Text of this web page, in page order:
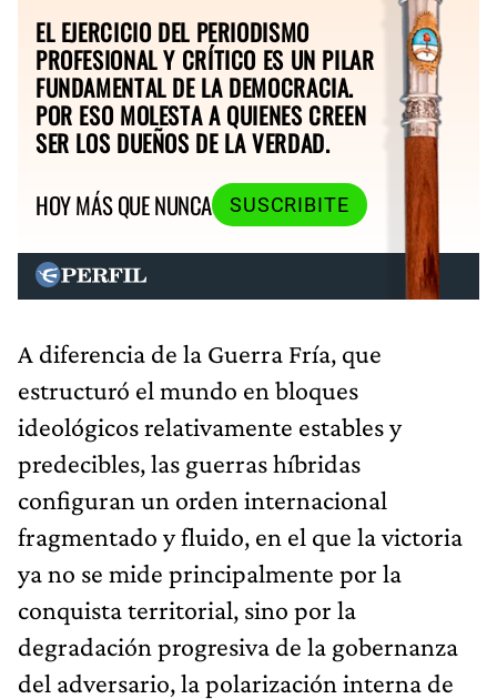
EL EJERCICIO DEL PERIODISMO
PROFESIONAL Y CRÍTICO ES UN PILAR
FUNDAMENTAL DE LA DEMOCRACIA.
POR ESO MOLESTA A QUIENES CREEN
SER LOS DUEÑOS DE LA VERDAD.
HOY MÁS QUE NUNCA
SUSCRIBITE
A diferencia de la Guerra Fría, que
estructuró el mundo en bloques
ideológicos relativamente estables y
predecibles, las guerras híbridas
configuran un orden internacional
fragmentado y fluido, en el que la victoria
ya no se mide principalmente por la
conquista territorial, sino por la
degradación progresiva de la gobernanza
del adversario, la polarización interna de